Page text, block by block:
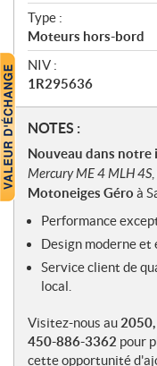
Type :
Moteurs hors-bord
NIV :
1R295636
N
o
t
e
NOTES :
Nouveau dans notre
Mercury ME 4 MLH 4S
Motoneiges Géro à
Performance
Design moderne et
Service client de
local.
Visitez-nous au
450-886-3362 pour
cette opportunité